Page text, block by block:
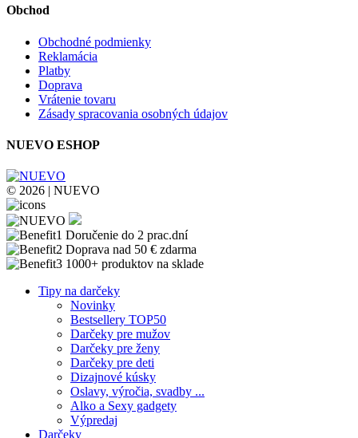
Obchod
Obchodné podmienky
Reklamácia
Platby
Doprava
Vrátenie tovaru
Zásady spracovania osobných údajov
NUEVO ESHOP
© 2026 | NUEVO
Doručenie do 2 prac.dní
Doprava nad 50 € zdarma
1000+ produktov na sklade
Tipy na darčeky
Novinky
Bestsellery TOP50
Darčeky pre mužov
Darčeky pre ženy
Darčeky pre deti
Dizajnové kúsky
Oslavy, výročia, svadby ...
Alko a Sexy gadgety
Výpredaj
Darčeky